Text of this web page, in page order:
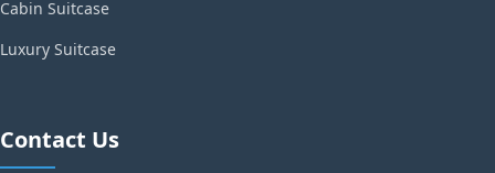
Cabin Suitcase
Luxury Suitcase
Contact Us